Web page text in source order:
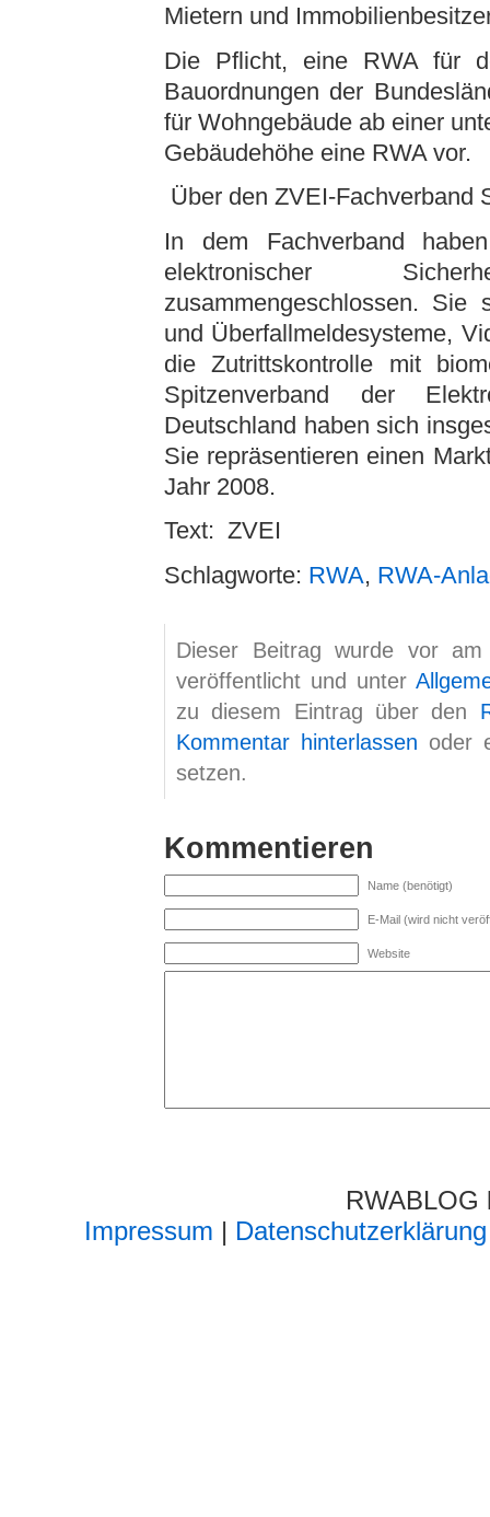
Mietern und
Die Pflicht, eine RWA für
Bauordnungen der
für Wohngebäude ab einer
Gebäudehöhe eine RWA vor.
Über den ZVEI-Fachverband
In dem Fachverband
elektronischer
zusammengeschlossen. Sie
und Überfallmeldesysteme,
die Zutrittskontrolle mit
Spitzenverband der
Deutschland haben sich
Sie repräsentieren einen
Jahr 2008.
Text: ZVEI
Schlagworte: RWA, RWA-
Dieser Beitrag wurde vor
veröffentlicht und unter
zu diesem Eintrag über den
Kommentar hinterlassen oder
setzen.
Kommentieren
Name (benötigt)
E-Mail (wird nicht
Website
Impressum | Datenschutzerklärung